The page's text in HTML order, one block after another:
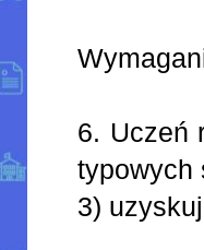
6. Uczeń
typowych
3)